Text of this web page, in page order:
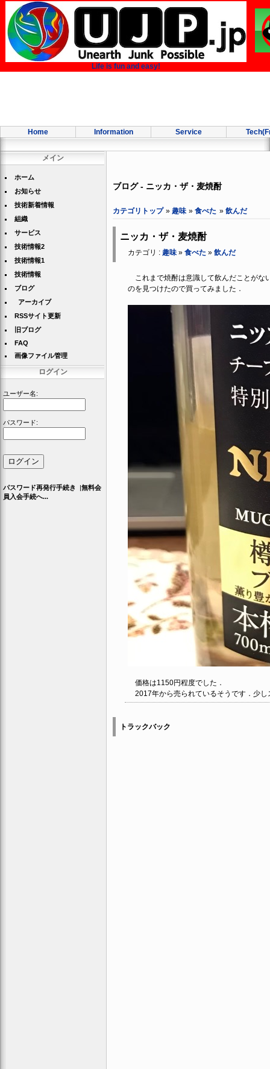
Life is fun and easy!
Home Information Service
メイン
ホーム
お知らせ
技術新着情報
組織
サービス
技術情報2
技術情報1
技術情報
ブログ
アーカイブ
RSSサイト更新
旧ブログ
FAQ
画像ファイル管理
ログイン
ユーザー名:
パスワード:
パスワード再発行手続き |無料会
員入会手続へ...
ブログ - ニッカ・ザ・麦焼酎
カテゴリトップ »趣味 »食べた » 飲んだ
ニッカ・ザ・麦焼酎
カテゴリ : 趣味» 食べた » 飲んだ
これまで焼酎は意識して飲んだことがな
のを見つけたので買ってみました．
価格は1150円程度でした．
2017年から売られているそうです．少し
トラックバック